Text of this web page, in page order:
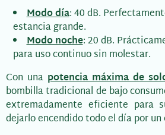
Modo día: 40 dB.
estancia grande.
Modo noche: 20 dB.
para uso continuo sin molestar.
Con una potencia máxima de
bombilla tradicional de bajo
extremadamente eficiente para
dejarlo encendido todo el día por